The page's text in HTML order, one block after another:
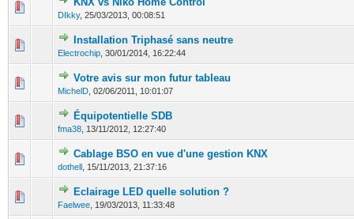
DIkky, 25/03/2013, 00:08:51
0 Votes - 0 sur 5 en moyenne
1 2345
Installation Triphasé sans neutre
Electrochip 30/01/2014, 16:22:44
0 Votes - 0 sur 5 en moyenne
12 345
Votre avis sur mon futur tableau
MichelD 02/06/2011, 10:01:07
0 Votes - 0 sur 5 en moyenne
1 2345
Équipotentielle SDB
fma38 13/11/2012, 12:27:40
0 Votes - 0 sur 5 en moyenne
12
Cablage BSO en vue d'une gestion KNX
dothell 15/11/2013, 21:37:16
0 Votes - 0 sur 5 en moyenne
12 345
Eclairage LED quelle solution ?
Faelwee 19/03/2013, 11:33:48
0 Votes - 0 sur 5 en moyenne
12345